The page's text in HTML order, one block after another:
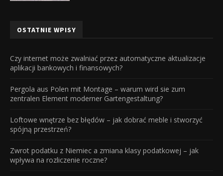
OSTATNIE WPISY
Czy internet może zwalniać przez automatyczne aktualizacje
aplikacji bankowych i finansowych?
Pergola aus Polen mit Montage – warum wird sie zum
zentralen Element moderner Gartengestaltung?
Loftowe wnętrze bez błędów – jak dobrać meble i stworzyć
spójną przestrzeń?
Zwrot podatku z Niemiec a zmiana klasy podatkowej – jak
wpływa na rozliczenie roczne?